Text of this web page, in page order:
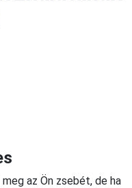
az Ön zsebét, de ha